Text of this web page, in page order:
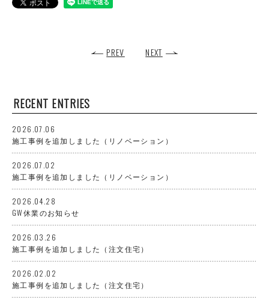
PREV NEXT
RECENT ENTRIES
2026.07.06
施工事例を追加しました（リノベーション）
2026.07.02
施工事例を追加しました（リノベーション）
2026.04.28
GW休業のお知らせ
2026.03.26
施工事例を追加しました（注文住宅）
2026.02.02
施工事例を追加しました（注文住宅）